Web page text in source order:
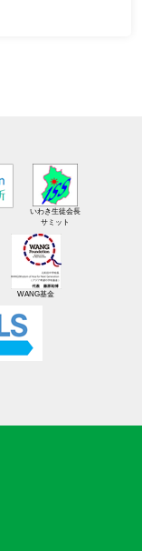
いわき生徒会長
サミット
WANG基金